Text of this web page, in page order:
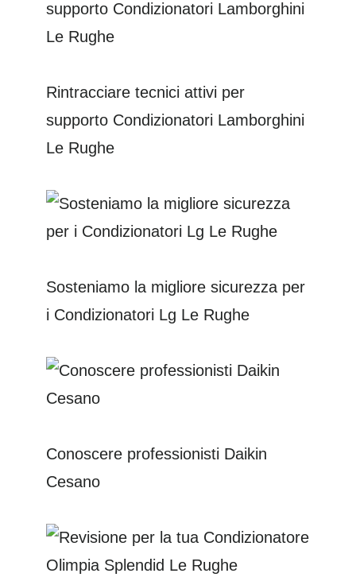
Rintracciare tecnici attivi per
supporto Condizionatori Lamborghini
Le Rughe
Sosteniamo la migliore sicurezza per
i Condizionatori Lg Le Rughe
Conoscere professionisti Daikin
Cesano